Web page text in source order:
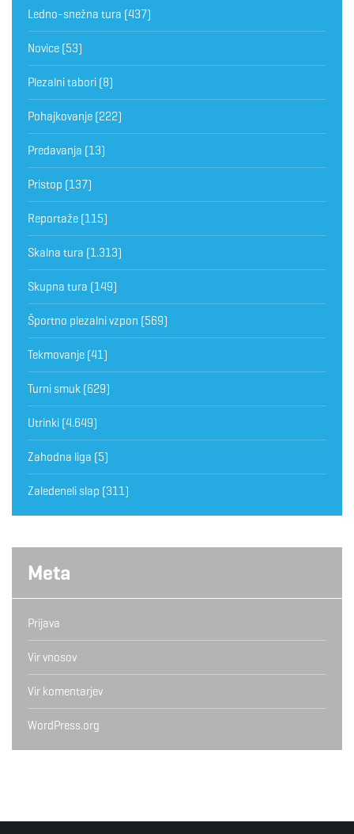
Ledno-snežna tura (437)
Novice (53)
Plezalni tabori (8)
Pohajkovanje (222)
Predavanja (13)
Pristop (137)
Reportaže (115)
Skalna tura (1.313)
Skupna tura (149)
Športno plezalni vzpon (569)
Tekmovanje (41)
Turni smuk (629)
Utrinki (4.649)
Zahodna liga (5)
Zaledeneli slap (311)
Meta
Prijava
Vir vnosov
Vir komentarjev
WordPress.org